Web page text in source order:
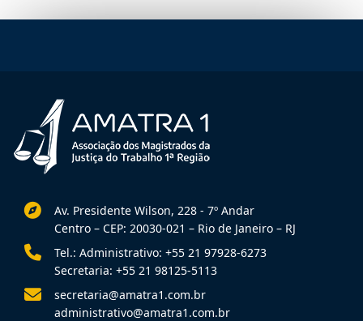
Av. Presidente Wilson, 228 - 7º Andar
Centro – CEP: 20030-021 – Rio de Janeiro – RJ
Tel.: Administrativo: +55 21 97928-6273
Secretaria: +55 21 98125-5113
secretaria@amatra1.com.br
administrativo@amatra1.com.br